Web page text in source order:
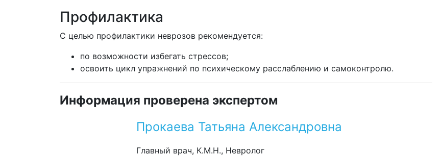
Профилактика
С целью профилактики неврозов рекомендуется:
по возможности избегать стрессов;
освоить цикл упражнений по психическому расслаблению и самоконтролю.
Информация проверена экспертом
Прокаева Татьяна Александровна
Главный врач, К.М.Н., Невролог